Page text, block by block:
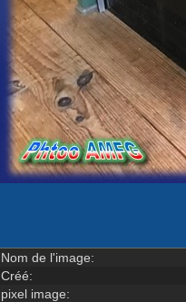
Nom de l'image:
Créé:
pixel image: